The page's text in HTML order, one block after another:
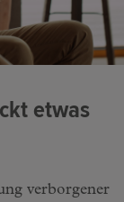
etwas
verborgener